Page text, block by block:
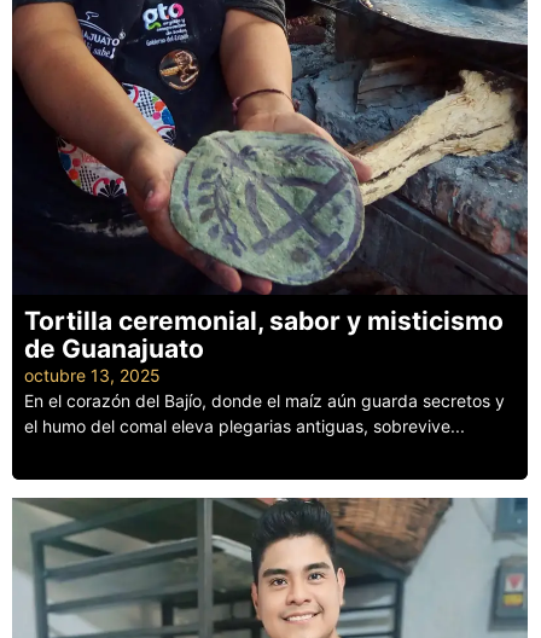
Tortilla ceremonial, sabor y misticismo
de Guanajuato
octubre 13, 2025
En el corazón del Bajío, donde el maíz aún guarda secretos y
el humo del comal eleva plegarias antiguas, sobrevive...